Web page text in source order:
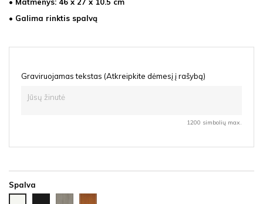
• Galima rinktis spalvą
Graviruojamas tekstas (Atkreipkite dėmesį į rašybą)
1200 simbolių max.
Spalva